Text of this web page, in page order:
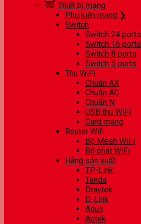
Thiết bị mạng
Phụ kiện mạng ❯
Switch
Switch 24 ports
Switch 16 ports
Switch 8 ports
Switch 5 ports
Thu WiFi
Chuẩn AX
Chuẩn AC
Chuẩn N
USB thu WiFi
Card mạng
Router Wifi
Bộ Mesh WiFi
Bộ phát WiFi
Hãng sản xuất
TP-Link
Tenda
Draytek
D-Link
Asus
Aptek